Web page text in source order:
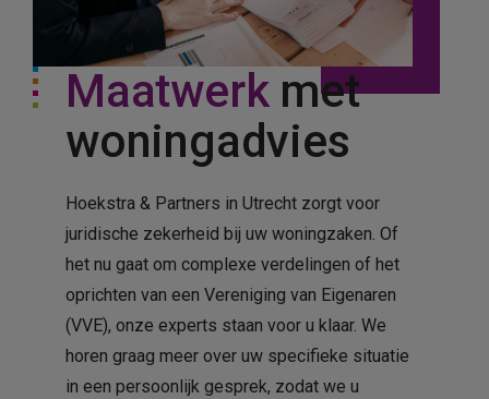
Maatwerkmet
woningadvies
Hoekstra & Partners in Utrecht zorgt voor
juridische zekerheid bij uw woningzaken. Of
het nu gaat om complexe verdelingen of het
oprichten van een Vereniging van Eigenaren
(VVE), onze experts staan voor u klaar. We
horen graag meer over uw specifieke situatie
in een persoonlijk gesprek, zodat we u